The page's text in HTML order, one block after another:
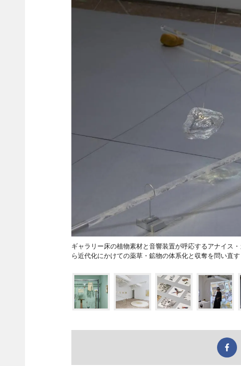
ギャラリー床の植物素材と音響装置が呼応するアナイス
ら近代化にかけての薬草・鉱物の体系化と収奪を問い直す